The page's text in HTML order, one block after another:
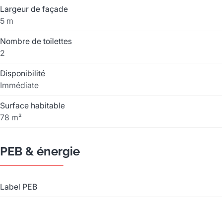
Largeur de façade
5 m
Nombre de toilettes
2
Disponibilité
Immédiate
Surface habitable
78 m²
PEB & énergie
Label PEB